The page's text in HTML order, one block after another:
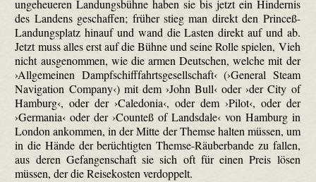
ungeheueren Landungsbühne haben sie bis jetzt ein Hindernis
des Landens geschaffen; früher stieg man direkt den Princeß-
Landungs­platz hinauf und wand die Lasten direkt auf und ab.
Jetzt muss alles erst auf die Bühne und seine Rolle spielen, Vieh
nicht ausgenommen, wie die armen Deutschen, welche mit der
›Allgemeinen Dampfschifffahrtsgesellschaft‹ (›General Steam
Navigation Company‹) mit dem ›John Bull‹ oder ›der City of
Hamburg‹, oder der ›Caledonia‹, oder dem ›Pilot‹, oder der
›Germania‹ oder der ›Counteß of Landsdale‹ von Hamburg in
London ankommen, in der Mitte der Themse halten müssen, um
in die Hände der berüchtigten Themse-Räuberbande zu fallen,
aus deren Gefangenschaft sie sich oft für einen Preis lösen
müssen, der die Reisekosten verdoppelt.